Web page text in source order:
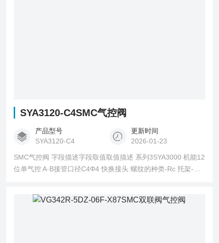
SYA3120-C4SMC气控阀
产品型号
SYA3120-C4
更新时间
2026-01-23
SMC气控阀 字段描述字段取值取值描述 系列3SYA3000 机能12
位单气控 A·B接管口径C4Φ4 快换接头 螺纹的种类-Rc 托架-无